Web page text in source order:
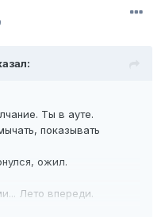
Ты в ауте.
показывать
ожил.
Лето впереди.